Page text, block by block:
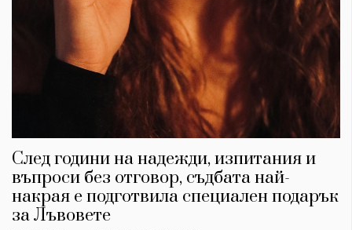
След години на надежди, изпитания и
въпроси без отговор, съдбата най-
накрая е подготвила специален подарък
за Лъвовете